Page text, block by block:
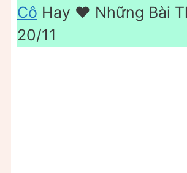
Cô Hay ❤️ Những Bài
20/11